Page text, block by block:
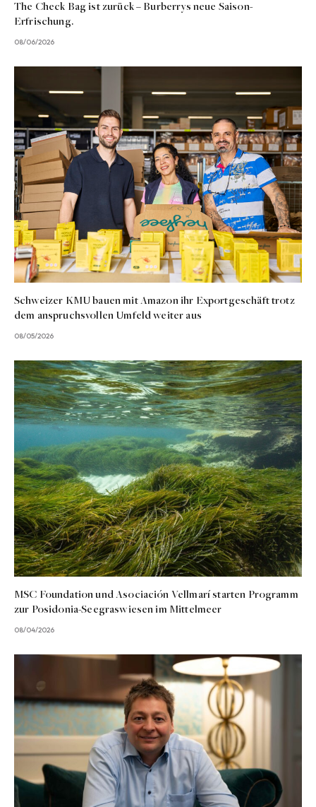
The Check Bag ist zurück – Burberrys neue Saison-
Erfrischung.
08/06/2026
Schweizer KMU bauen mit Amazon ihr Exportgeschäft trotz
dem anspruchsvollen Umfeld weiter aus
08/05/2026
MSC Foundation und Asociación Vellmarí starten Programm
zur Posidonia-Seegraswiesen im Mittelmeer
08/04/2026